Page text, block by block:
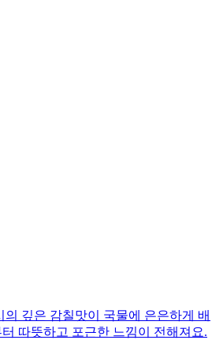
깊은 감칠맛이 국물에 은은하게 배
따뜻하고 포근한 느낌이 전해져요.